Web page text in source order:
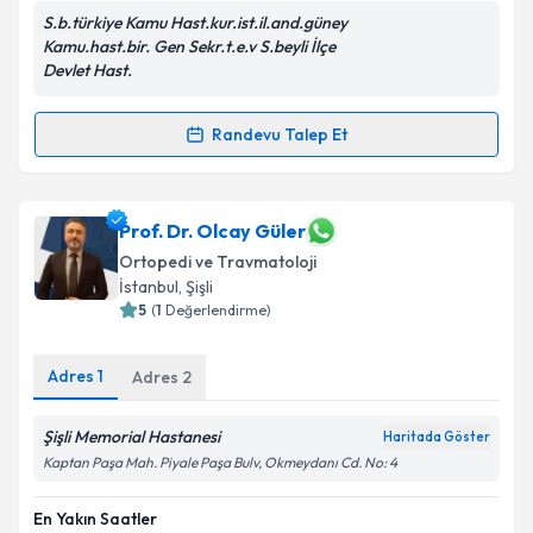
'ni okudum ve kişisel verilerimin belirtilen
kapsamda işlenmesini kabul ediyorum.
Takvim Talebini Gönder
S.b.türkiye Kamu Hast.kur.ist.il.and.güney
Kamu.hast.bir. Gen Sekr.t.e.v S.beyli İlçe
Devlet Hast.
Randevu Talep Et
Randevu Takvimi Talebi
Uzm. Dr. Ahmet Tayfun Ayataiçin randevu takvimi
talebi oluşturun. Size bu uzmandan randevu almanız
için bir takvim hazırlandığında e-posta ile
bilgilendireceğiz.
Kişisel verilerimin işlenmesine ilişkinAydınlatma
kapsamda işlenmesini kabul ediyorum.
Prof. Dr. Olcay Güler
Ortopedi ve Travmatoloji
İstanbul, Şişli
5 (1 Değerlendirme)
Adres 1 Adres 2
Şişli Memorial Hastanesi Haritada Göster
Kaptan Paşa Mah. Piyale Paşa Bulv, Okmeydanı Cd. No: 4
En Yakın Saatler